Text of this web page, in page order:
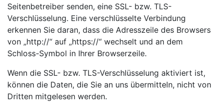
Seitenbetreiber senden, eine SSL- bzw. TLS-
Verschlüsselung. Eine verschlüsselte Verbindung
erkennen Sie daran, dass die Adresszeile des Browsers
von „http://“ auf „https://“ wechselt und an dem
Schloss-Symbol in Ihrer Browserzeile.
Wenn die SSL- bzw. TLS-Verschlüsselung aktiviert ist,
können die Daten, die Sie an uns übermitteln, nicht von
Dritten mitgelesen werden.